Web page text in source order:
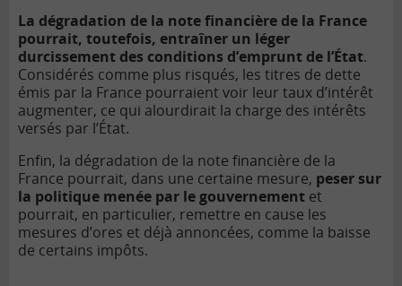
La dégradation de la note financière de la France
pourrait, toutefois, entraîner un léger
durcissement des conditions d’emprunt de l’État.
Considérés comme plus risqués, les titres de dette
émis par la France pourraient voir leur taux d’intérêt
augmenter, ce qui alourdirait la charge des intérêts
versés par l’État.
Enfin, la dégradation de la note financière de la
France pourrait, dans une certaine mesure, peser sur
la politique menée par le gouvernement et
pourrait, en particulier, remettre en cause les
mesures d’ores et déjà annoncées, comme la baisse
de certains impôts.